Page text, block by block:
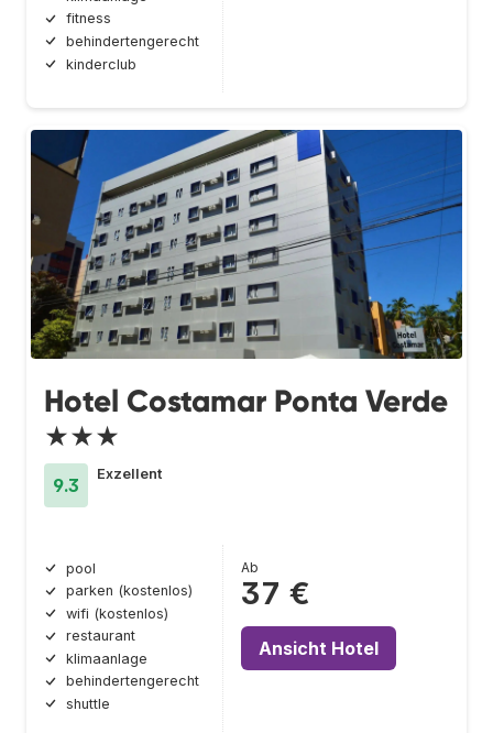
fitness
behindertengerecht
kinderclub
Hotel Costamar Ponta Verde
★★★
9.3
Exzellent
pool
parken (kostenlos)
wifi (kostenlos)
restaurant
klimaanlage
behindertengerecht
shuttle
Ab
37 €
Ansicht Hotel